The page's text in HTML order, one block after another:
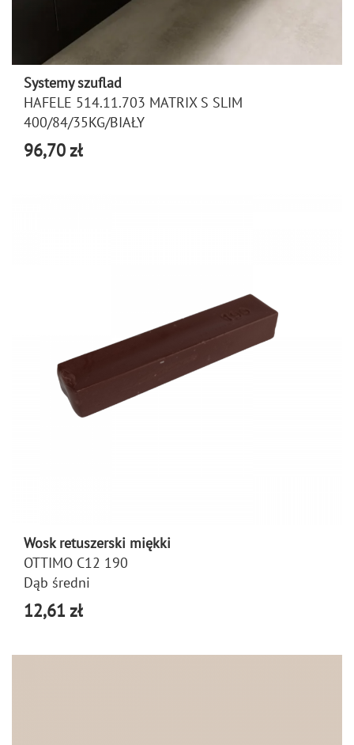
Systemy szuflad
HAFELE 514.11.703 MATRIX S SLIM
400/84/35KG/BIAŁY
96,70 zł
Wosk retuszerski miękki
OTTIMO C12 190
Dąb średni
12,61 zł